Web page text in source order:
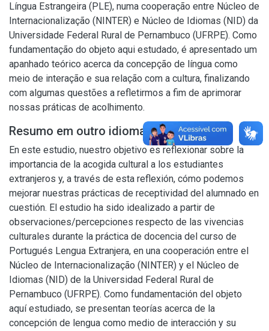
Língua Estrangeira (PLE), numa cooperação entre Núcleo de
Internacionalização (NINTER) e Núcleo de Idiomas (NID) da
Universidade Federal Rural de Pernambuco (UFRPE). Como
fundamentação do objeto aqui estudado, é apresentado um
apanhado teórico acerca da concepção de língua como
meio de interação e sua relação com a cultura, finalizando
com algumas questões a refletirmos a fim de aprimorar
nossas práticas de acolhimento.
Resumo em outro idioma
En este estudio, nuestro objetivo es reflexionar sobre la
importancia de la acogida cultural a los estudiantes
extranjeros y, a través de esta reflexión, cómo podemos
mejorar nuestras prácticas de receptividad del alumnado en
cuestión. El estudio ha sido idealizado a partir de
observaciones/percepciones respecto de las vivencias
culturales durante la práctica de docencia del curso de
Portugués Lengua Extranjera, en una cooperación entre el
Núcleo de Internacionalização (NINTER) y el Núcleo de
Idiomas (NID) de la Universidad Federal Rural de
Pernambuco (UFRPE). Como fundamentación del objeto
aquí estudiado, se presentan teorías acerca de la
concepción de lengua como medio de interacción y su